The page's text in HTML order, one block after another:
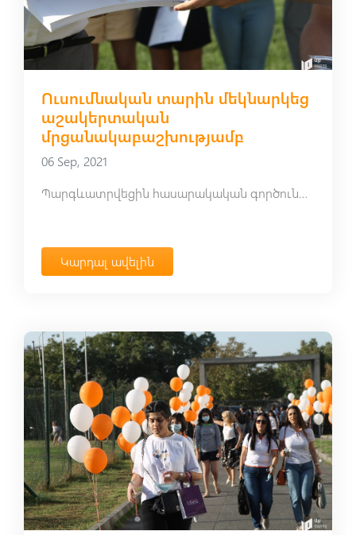
Ուսումնական տարին մեկնարկեց
աշակերտական
մրցանակաբաշխությամբ
06 Sep, 2021
Պարգևատրվեցին հասարակական գործունեության թիմերի աշակերտները
Կարդալ ավելին